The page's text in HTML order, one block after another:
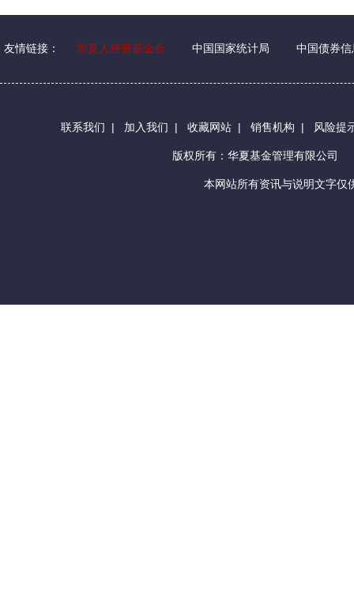
友情链接： 华夏人慈善基金会 中国国家统计局 中国债券信
联系我们 | 加入我们 | 收藏网站 | 销售机构 | 风险提
版权所有：华夏基金管理有限公司
本网站所有资讯与说明文字仅